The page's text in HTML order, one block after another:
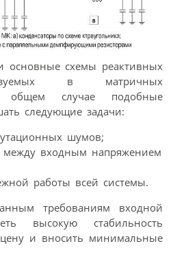
основные схемы реактивных
в матричных
общем случае подобные
следующие задачи:
шумов;
между входным напряжением
работы всей системы.
требованиям входной
высокую стабильность
и вносить минимальные